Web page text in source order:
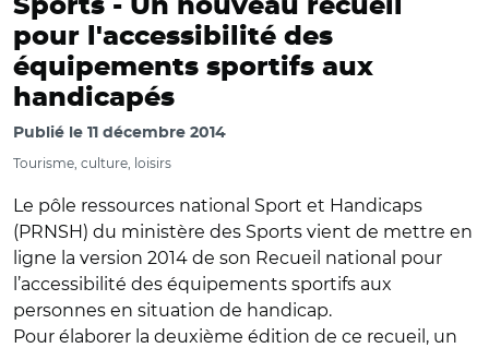
Sports - Un nouveau recueil
pour l'accessibilité des
équipements sportifs aux
handicapés
Publié le 11 décembre 2014
Tourisme, culture, loisirs
Le pôle ressources national Sport et Handicaps
(PRNSH) du ministère des Sports vient de mettre en
ligne la version 2014 de son Recueil national pour
l’accessibilité des équipements sportifs aux
personnes en situation de handicap.
Pour élaborer la deuxième édition de ce recueil, un